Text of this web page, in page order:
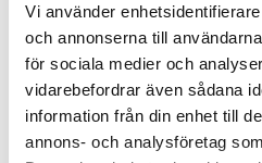
Vi använder
och annonserna till
för sociala medier och
vidarebefordrar även sådana
information från din enhet till
annons- och analysföretag
Välkommen
Vilken typ av kund är du?
längst upp
Företagskund